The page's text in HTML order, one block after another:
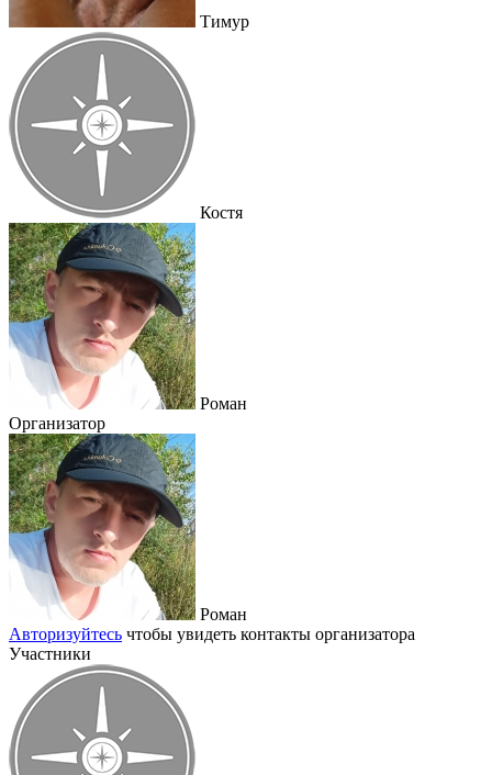
Тимур
Костя
Роман
Организатор
Роман
Авторизуйтесь чтобы увидеть контакты организатора
Участники